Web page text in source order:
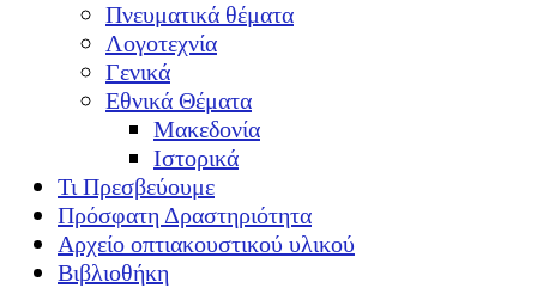
Πνευματικά θέματα
Λογοτεχνία
Γενικά
Εθνικά Θέματα
Μακεδονία
Ιστορικά
Τι Πρεσβεύουμε
Πρόσφατη Δραστηριότητα
Αρχείο οπτιακουστικού υλικού
Βιβλιοθήκη